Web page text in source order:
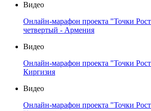
Видео
Онлайн-марафон проекта "Точки
четвертый - Армения
Видео
Онлайн-марафон проекта "Точки
Киргизия
Видео
Онлайн-марафон проекта "Точки